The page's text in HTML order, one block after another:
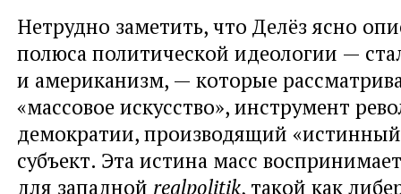
Нетрудно заметить, что Делёз ясно
полюса политической идеологии —
и американизм, — которые
«массовое искусство», инструмент
демократии, производящий
субъект. Эта истина масс
для западной realpolitik, такой как